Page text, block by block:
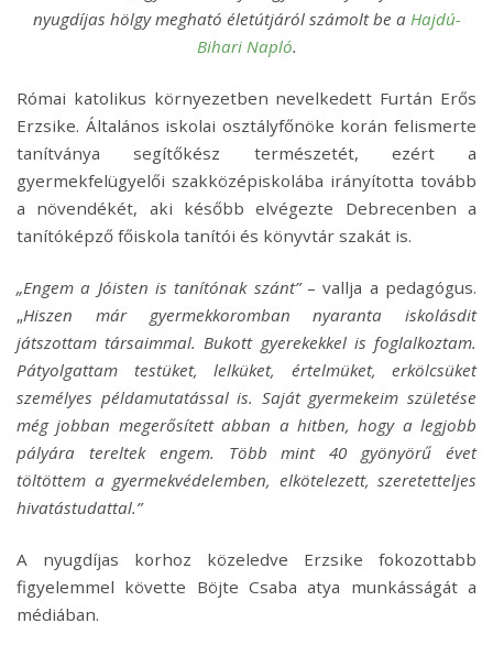
nyugdíjas hölgy megható életútjáról számolt be a Hajdú-
Bihari Napló.
Római katolikus környezetben nevelkedett Furtán Erős
Erzsike. Általános iskolai osztályfőnöke korán felismerte
tanítványa segítőkész természetét, ezért a
gyermekfelügyelői szakközépiskolába irányította tovább
a növendékét, aki később elvégezte Debrecenben a
tanítóképző főiskola tanítói és könyvtár szakát is.
„Engem a Jóisten is tanítónak szánt” – vallja a pedagógus.
„Hiszen már gyermekkoromban nyaranta iskolásdit
játszottam társaimmal. Bukott gyerekekkel is foglalkoztam.
Pá­tyolgattam testüket, lelküket, értelmüket, erkölcsüket
személyes példamutatással is. Saját gyermekeim születése
még jobban megerősített abban a hitben, hogy a legjobb
pályára tereltek engem. Több mint 40 gyönyörű évet
töltöttem a gyermekvédelemben, elkötelezett, szeretetteljes
hivatástudattal.”
A nyugdíjas korhoz közeledve Erzsike fokozottabb
figyelemmel követte Böjte Csaba atya munkásságát a
médiában.